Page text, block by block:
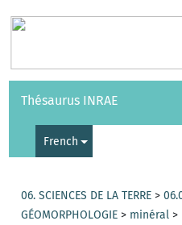
Vocabularies API
Thésaurus INRAE
French
06. SCIENCES DE LA TERRE >
GÉOMORPHOLOGIE > minéral >